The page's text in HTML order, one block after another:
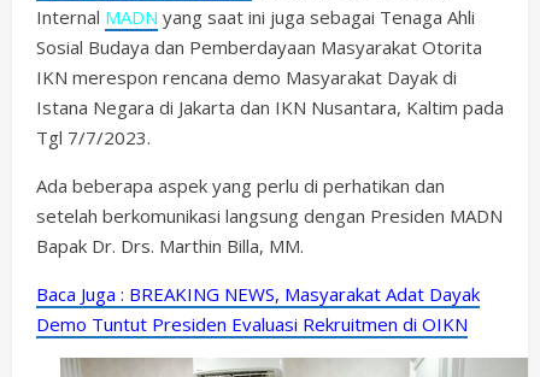
Internal MADN yang saat ini juga sebagai Tenaga Ahli
Sosial Budaya dan Pemberdayaan Masyarakat Otorita
IKN merespon rencana demo Masyarakat Dayak di
Istana Negara di Jakarta dan IKN Nusantara, Kaltim pada
Tgl 7/7/2023.
Ada beberapa aspek yang perlu di perhatikan dan
setelah berkomunikasi langsung dengan Presiden MADN
Bapak Dr. Drs. Marthin Billa, MM.
Baca Juga : BREAKING NEWS, Masyarakat Adat Dayak
Demo Tuntut Presiden Evaluasi Rekruitmen di OIKN